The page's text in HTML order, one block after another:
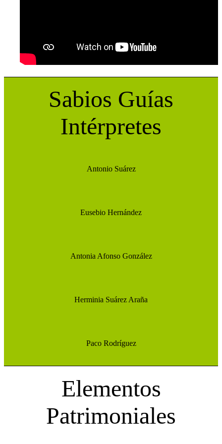
Sabios Guías
Intérpretes
Antonio Suárez
Eusebio Hernández
Antonia Afonso González
Herminia Suárez Araña
Paco Rodríguez
Elementos
Patrimoniales